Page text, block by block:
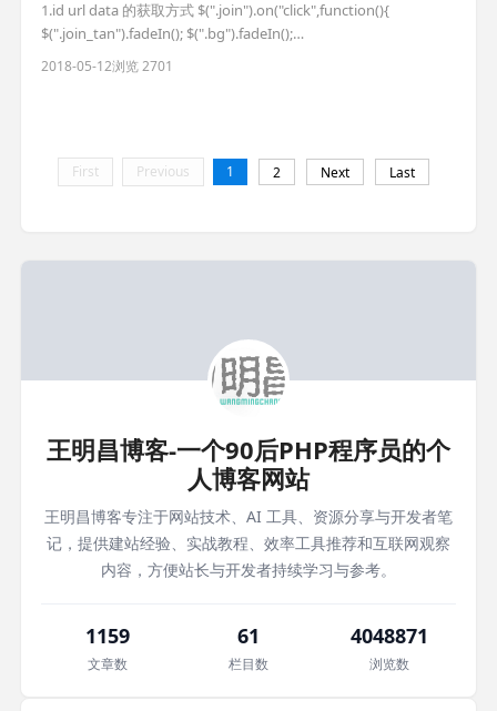
1.id url data 的获取方式 $(".join").on("click",function(){
$(".join_tan").fadeIn(); $(".bg").fadeIn();
$("#scrollbox1").html(""); //异步获取联系信息 var
id=$(this).attr('rel');// var url = '__U
2018-05-12浏览 2701
First Previous 1 2 Next Last
王明昌博客-一个90后PHP程序员的个
人博客网站
王明昌博客专注于网站技术、AI 工具、资源分享与开发者笔
记，提供建站经验、实战教程、效率工具推荐和互联网观察
内容，方便站长与开发者持续学习与参考。
1159
文章数
61
栏目数
4048871
浏览数